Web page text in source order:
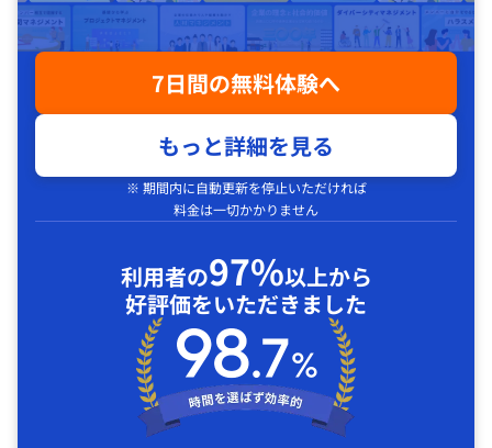
7日間の無料体験へ
もっと詳細を見る
※ 期間内に自動更新を停止いただければ
料金は一切かかりません
利用者の97%以上から
好評価をいただきました